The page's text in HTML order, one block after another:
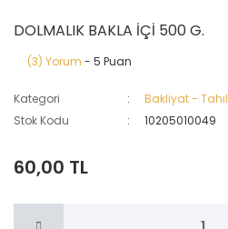
DOLMALIK BAKLA İÇİ 500 G.
(3) Yorum - 5 Puan
Kategori
Bakliyat - Tahıl
Stok Kodu
10205010049
60,00 TL